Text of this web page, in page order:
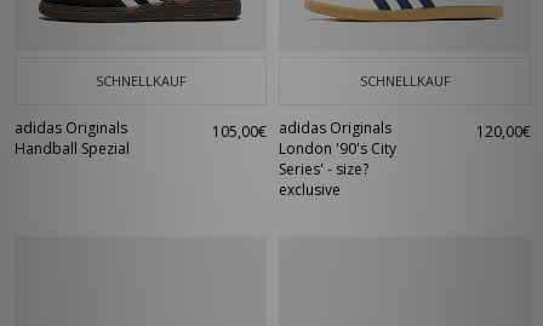
SCHNELLKAUF
adidas Originals
Handball Spezial
105,00€
SCHNELLKAUF
adidas Originals
London '90's City
Series' - size?
exclusive
120,00€